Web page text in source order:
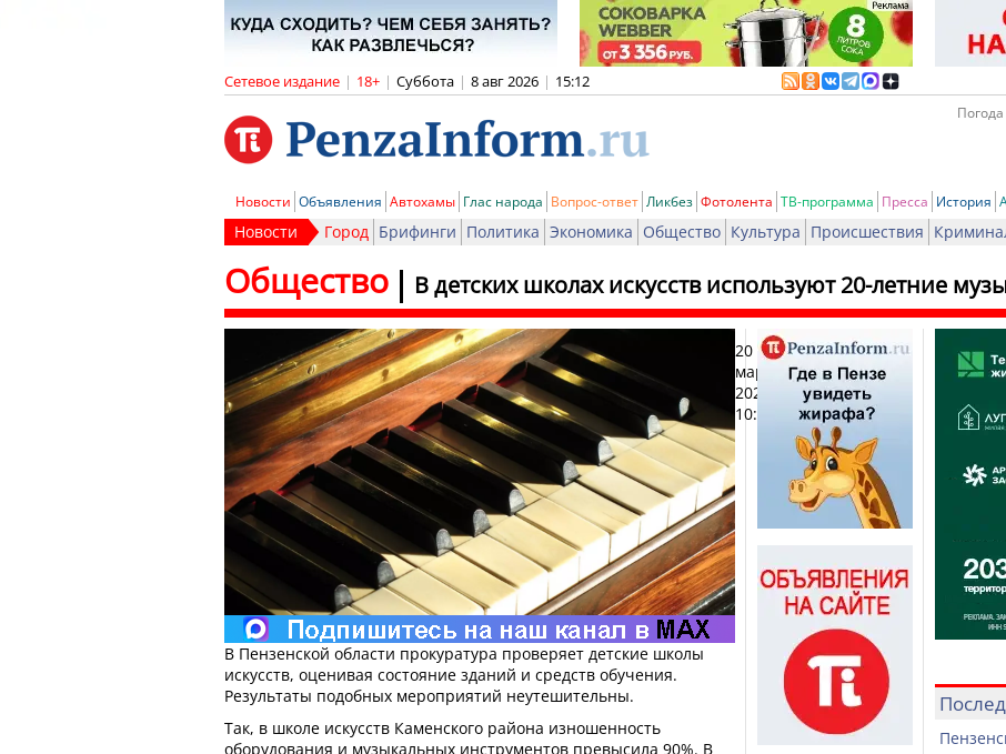
Сетевое издание | 18+ | Суббота | 8 авг 2026 | 15:12
Новости Объявления Автохамы Глас народа Вопрос-ответ Ликбез Фотолента ТВ-программа Пресса История
Новости Город Брифинги Политика Экономика Общество Культура Происшествия
В детских школах искусств используют 20-летние
Общество
20
марта
2024,
10:41
Печать
В Пензенской области прокуратура проверяет детские школы
искусств, оценивая состояние зданий и средств обучения.
Результаты подобных мероприятий неутешительны.
Так, в школе искусств Каменского района изношенность
оборудования и музыкальных инструментов превысила 90%. В